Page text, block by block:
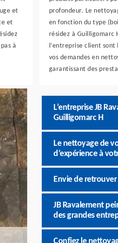
et
et
à
profondeur. Le
en fonction du type
résidez à Guilligomarc
l‘entreprise client sont
vos demandes en
garantissant des
L’entreprise JB
Guilligomarc H
Le nettoyage de
d’expérience à
Envie de
JB Ravalement
des grandes